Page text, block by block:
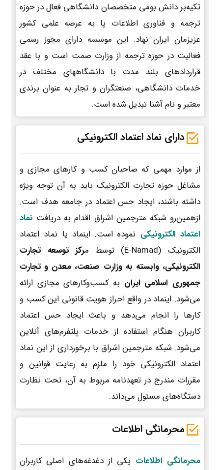
تکیه‌بر دانش بومی متخصصان دانشگاهی فعال در حوزه
ترجمه و فناوری اطلاعات پا به عرصه علمی کشور
عزیزمان ایران نهاد. این موسسه دارای مجوز رسمی
فعالیت در حوزه ترجمه از وزارت صمت است و با عقد
قراردادهای بلند مدت با دانشگاههای مختلف در
خدمات دانشگاهی، صنعتگران و تجار به عنوان برندی
معتبر و نام آشنا تبدیل شده است.
دارای نماد اعتماد الکترونیکی
از موارد مهمی که صاحبان کسب و کارهای مجازی و
مشاغل حوزه تجارت الکترونیک باید به آن توجه ویژه
داشته باشند، ایجاد حس اعتماد در جامعه هدف است.
ازهمین‌رو شبکه مترجمین اشراق اقدام به دریافت نماد
اعتماد الکترونیکی نموده است. اینماد یا نماد اعتماد
الکترونیک (E-Namad) توسط م
رکز توسعه تجارت
الکترونیکی، وابسته به وزارت صنعت، معدن و تجارت
جمهوری اسلامی ایران به کسب‌وکارهای مجازی ارائه
می‌شود. اینماد در واقع احراز هویت قانونی این کسب و
کارها را انجام می‌دهد و باعث ایجاد حس اعتماد
کاربران هنگام استفاده از خدمات پلتفرم‌های آنلاین
می‌شود. شبکه مترجمین اشراق با برخورداری از این نماد
اعتماد الکترونیکی خود را ملزم به رعایت قوانین و
مقررات مندرج در تعهدنامه مربوط به آن، تحت نظارت
دستگاه‌های مسئول می‌داند.
محرمانگی اطلاعات
محرمانگی اطلاعات یکی از دغدغه‌های اصلی کاربران